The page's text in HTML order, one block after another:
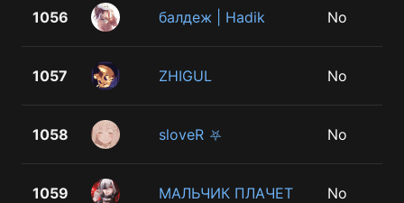
1056 балдеж | Hadik No
1057 ZHIGUL No
1058 sloveR ⛧ No
1059 МАЛЬЧИК ПЛАЧЕТ No